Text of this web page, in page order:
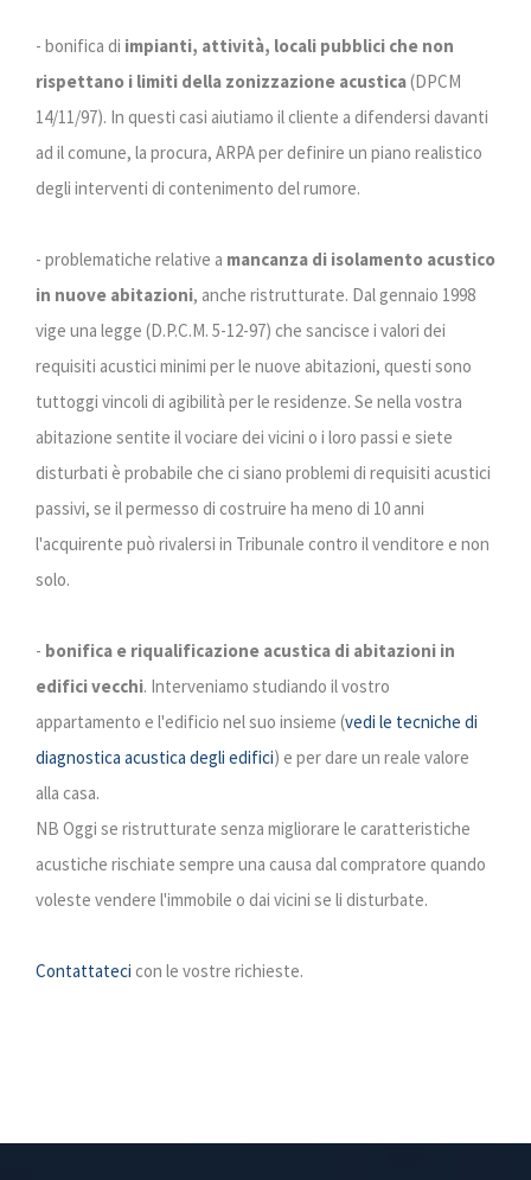
- bonifica di impianti, attività, locali pubblici che non
rispettano i limiti della zonizzazione acustica(DPCM
14/11/97). In questi casi aiutiamo il cliente a difendersi davanti
ad il comune, la procura, ARPA per definire un piano realistico
degli interventi di contenimento del rumore.
- problematiche relative a mancanza di isolamento acustico
in nuove abitazioni, anche ristrutturate. Dal gennaio 1998
vige una legge (D.P.C.M. 5-12-97) che sancisce i valori dei
requisiti acustici minimi per le nuove abitazioni, questi sono
tuttoggi vincoli di agibilità per le residenze. Se nella vostra
abitazione sentite il vociare dei vicini o i loro passi e siete
disturbati è probabile che ci siano problemi di requisiti acustici
passivi, se il permesso di costruire ha meno di 10 anni
l'acquirente può rivalersi in Tribunale contro il venditore e non
solo.
- bonifica e riqualificazione acustica di abitazioni in
edifici vecchi. Interveniamo studiando il vostro
appartamento e l'edificio nel suo insieme (vedi le tecniche di
diagnostica acustica degli edifici) e per dare un reale valore
alla casa.
NB Oggi se ristrutturate senza migliorare le caratteristiche
acustiche rischiate sempre una causa dal compratore quando
voleste vendere l'immobile o dai vicini se li disturbate.
Contattateci con le vostre richieste.